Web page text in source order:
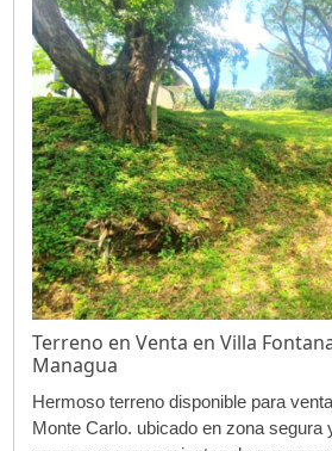
Terreno en Venta en Villa
Managua
Hermoso terreno disponible para
Monte Carlo. ubicado en zona segura